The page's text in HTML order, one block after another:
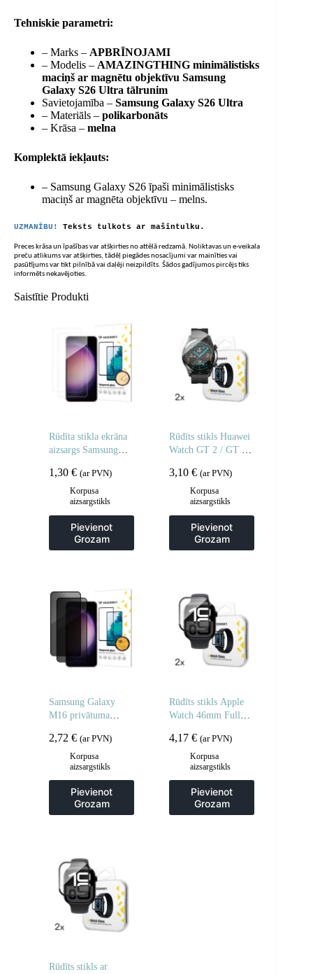
Tehniskie parametri:
– Marks – APBRĪNOJAMI
– Modelis – AMAZINGTHING minimālistisks
maciņš ar magnētu objektīvu Samsung
Galaxy S26 Ultra tālrunim
Savietojamība – Samsung Galaxy S26 Ultra
– Materiāls – polikarbonāts
– Krāsa – melna
Komplektā iekļauts:
– Samsung Galaxy S26 īpaši minimālistisks
maciņš ar magnēta objektīvu – melns.
UZMANĪBU! Teksts tulkots ar mašīntulku.
Preces krāsa un īpašības var atšķirties no attēlā redzamā. Noliktavas un e-veikala
preču atlikums var atšķirties, tādēļ piegādes nosacījumi var mainīties vai
pasūtījums var tikt pilnībā vai daļēji neizpildīts. Šādos gadījumos pircējs tiks
informēts nekavējoties.
Saistītie Produkti
Rūdīta stikla ekrāna
aizsargs Samsung
stikla ekrāna aizsargs
– 2 gab.
1,30 € (ar PVN)
Korpusa
aizsargstikls
Pievienot
Grozam
Rūdīts stikls Huawei
Watch GT 2 / GT 2
– 2 gab.
3,10€ (ar PVN)
Korpusa
aizsargstikls
Pievienot
Grozam
Samsung Galaxy
M16 privātuma
2,72 € (ar PVN)
Korpusa
aizsargstikls
Pievienot
Grozam
Rūdīts stikls Apple
Watch 46mm Full
4,17€ (ar PVN)
Korpusa
aizsargstikls
Pievienot
Grozam
Rūdīts stikls ar